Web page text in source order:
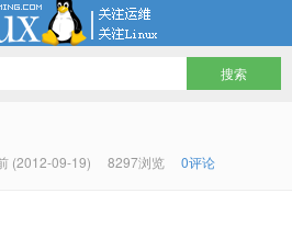
(2012-09-19) 8297浏览 0评论